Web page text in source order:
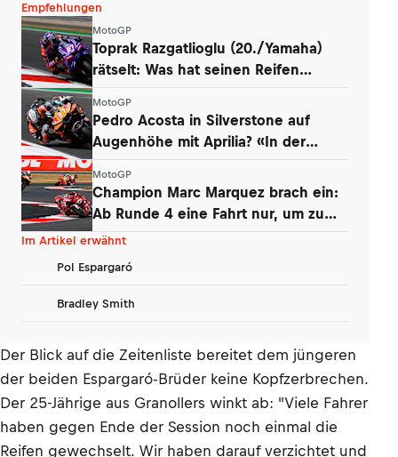
Empfehlungen
MotoGP
Toprak Razgatlioglu (20./Yamaha)
rätselt: Was hat seinen Reifen
MotoGP
Pedro Acosta in Silverstone auf
Augenhöhe mit Aprilia? «In der
MotoGP
Champion Marc Marquez brach ein:
Ab Runde 4 eine Fahrt nur, um zu
überleben
Im Artikel erwähnt
Pol Espargaró
Bradley Smith
Der Blick auf die Zeitenliste bereitet dem jüngeren
der beiden Espargaró-Brüder keine Kopfzerbrechen.
Der 25-Jährige aus Granollers winkt ab: "Viele Fahrer
haben gegen Ende der Session noch einmal die
Reifen gewechselt. Wir haben darauf verzichtet und